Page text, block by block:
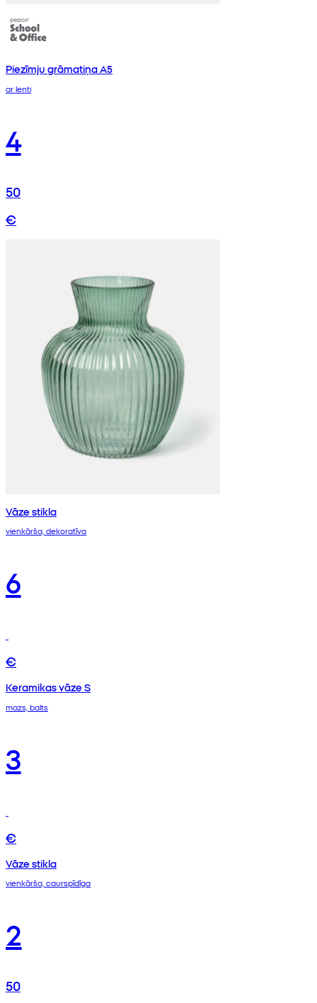
Piezīmju grāmatiņa A5
ar lenti
4
50
€
Vāze stikla
vienkārša, dekoratīva
6
€
Keramikas vāze S
mazs, balts
3
€
Vāze stikla
vienkārša, caurspīdīga
2
50